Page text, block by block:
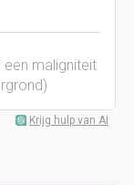
maligniteit
Krijg hulp van AI